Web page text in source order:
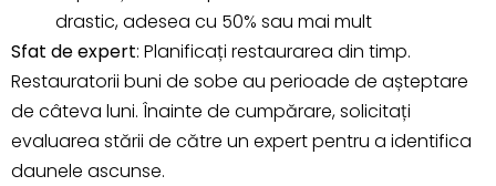
drastic, adesea cu 50% sau mai mult
Sfat de expert: Planificați restaurarea din timp.
Restauratorii buni de sobe au perioade de așteptare
de câteva luni. Înainte de cumpărare, solicitați
evaluarea stării de către un expert pentru a identifica
daunele ascunse.